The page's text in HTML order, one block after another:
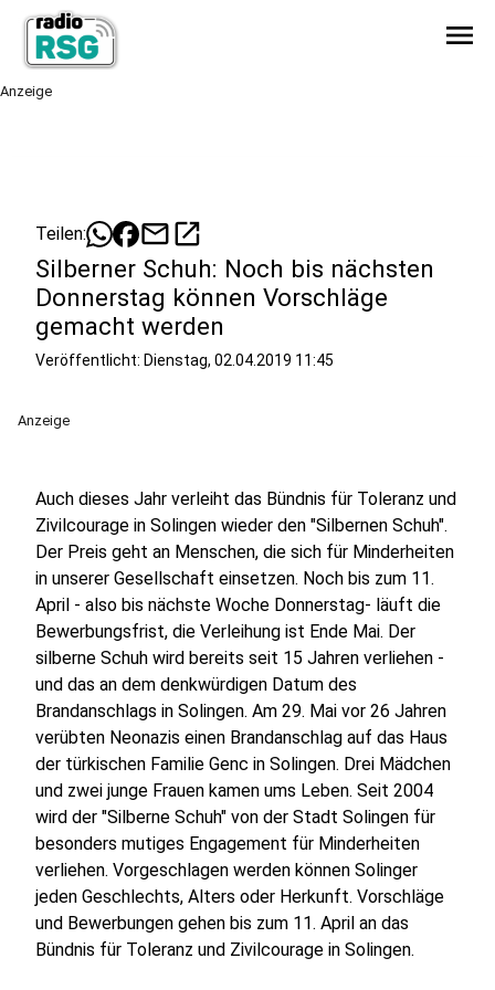
menu
Anzeige
Teilen: mailopen_in_new
Silberner Schuh: Noch bis nächsten
Donnerstag können Vorschläge
gemacht werden
Veröffentlicht: Dienstag, 02.04.2019 11:45
Anzeige
Auch dieses Jahr verleiht das Bündnis für Toleranz und
Zivilcourage in Solingen wieder den "Silbernen Schuh".
Der Preis geht an Menschen, die sich für Minderheiten
in unserer Gesellschaft einsetzen. Noch bis zum 11.
April - also bis nächste Woche Donnerstag- läuft die
Bewerbungsfrist, die Verleihung ist Ende Mai. Der
silberne Schuh wird bereits seit 15 Jahren verliehen -
und das an dem denkwürdigen Datum des
Brandanschlags in Solingen. Am 29. Mai vor 26 Jahren
verübten Neonazis einen Brandanschlag auf das Haus
der türkischen Familie Genc in Solingen. Drei Mädchen
und zwei junge Frauen kamen ums Leben. Seit 2004
wird der "Silberne Schuh" von der Stadt Solingen für
besonders mutiges Engagement für Minderheiten
verliehen. Vorgeschlagen werden können Solinger
jeden Geschlechts, Alters oder Herkunft. Vorschläge
und Bewerbungen gehen bis zum 11. April an das
Bündnis für Toleranz und Zivilcourage in Solingen.